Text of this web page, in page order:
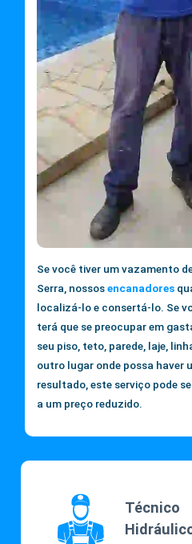
Se você tiver um vazamento
Serra, nossosencanadores
localizá-lo e consertá-lo. Se
terá que se preocupar em
seu piso, teto, parede, laje,
outro lugar onde possa haver
resultado, este serviço pode
a um preço reduzido.
Técnico